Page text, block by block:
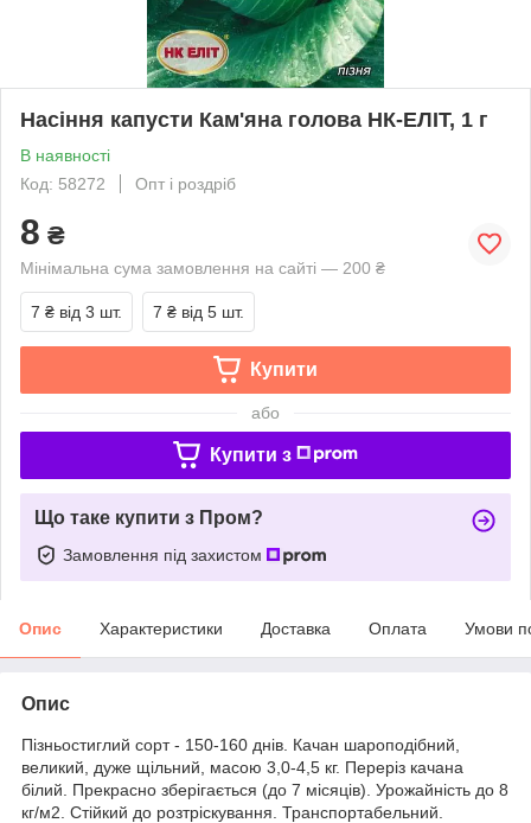
Насіння капусти Кам'яна голова НК-ЕЛІТ, 1 г
В наявності
Код: 58272
Опт і роздріб
8 ₴
Мінімальна сума замовлення на сайті — 200 ₴
7 ₴ від 3 шт. 7 ₴ від 5 шт.
Купити
або
Купити з
Що таке купити з Пром?
Замовлення під захистом
Опис Характеристики Доставка Оплата Умови
Опис
Пізньостиглий сорт - 150-160 днів. Качан шароподібний,
великий, дуже щільний, масою 3,0-4,5 кг. Переріз качана
білий. Прекрасно зберігається (до 7 місяців). Урожайність до 8
кг/м2. Стійкий до розтріскування. Транспортабельний.